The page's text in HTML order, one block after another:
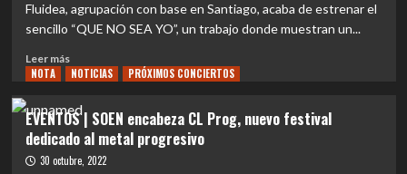
de
Audioslave:
Mil
millones
visualizaciones
sobre
la
oda
Fluidea, agrupación con base en Santiago, acaba de estrenar el
sencillo “QUE NO SEA YO”, un trabajo donde muestran un...
Leer másLeer
más
MUNDO
|
Fluidea
trae
NOTA NOTICIAS PRÓXIMOS CONCIERTOS
EVENTOS | SOEN encabeza CL Prog, nuevo festival
dedicado al metal progresivo
30 octubre, 2022